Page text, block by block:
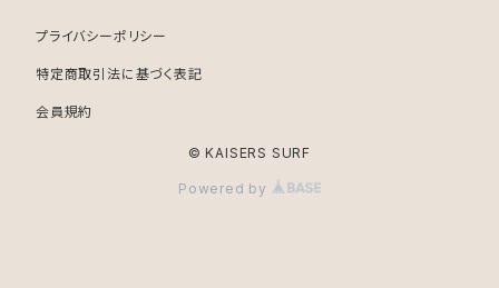
プライバシーポリシー
特定商取引法に基づく表記
会員規約
© KAISERS SURF
Powered by